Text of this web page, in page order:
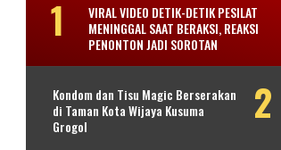
VIRAL VIDEO DETIK-DETIK PESILAT
MENINGGAL SAAT BERAKSI, REAKSI
PENONTON JADI SOROTAN
Kondom dan Tisu Magic Berserakan
di Taman Kota Wijaya Kusuma
Grogol